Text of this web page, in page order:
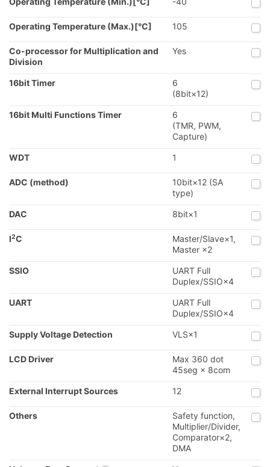
Operating Temperature (Max.)[°C] 105
Co-processor for Multiplication and
Division
Yes
16bit Timer
6
(8bit×12)
16bit Multi Functions Timer
6
(TMR, PWM,
Capture)
WDT 1
ADC (method)
10bit×12 (SA
type)
DAC 8bit×1
I2C
Master/Slave×1,
Master ×2
SSIO
UART Full
Duplex/SSIO×4
UART
UART Full
Duplex/SSIO×4
Supply Voltage Detection VLS×1
LCD Driver
Max 360 dot
45seg × 8com
External Interrupt Sources 12
Others
Safety function,
Multiplier/Divider,
Comparator×2,
DMA